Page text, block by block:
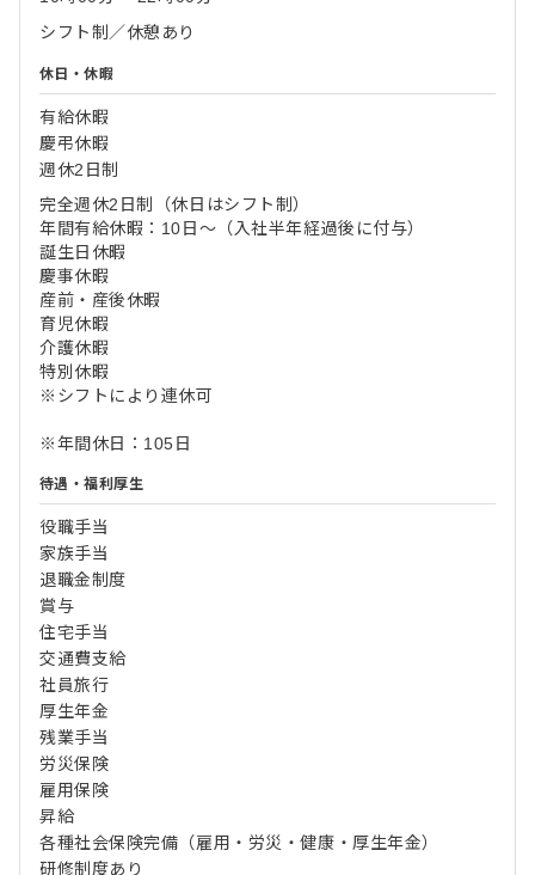
シフト制／休憩あり
休日・休暇
有給休暇
慶弔休暇
週休2日制
完全週休2日制（休日はシフト制）
年間有給休暇：10日～（入社半年経過後に付与）
誕生日休暇
慶事休暇
産前・産後休暇
育児休暇
介護休暇
特別休暇
※シフトにより連休可
※年間休日：105日
待遇・福利厚生
役職手当
家族手当
退職金制度
賞与
住宅手当
交通費支給
社員旅行
厚生年金
残業手当
労災保険
雇用保険
昇給
各種社会保険完備（雇用・労災・健康・厚生年金）
研修制度あり